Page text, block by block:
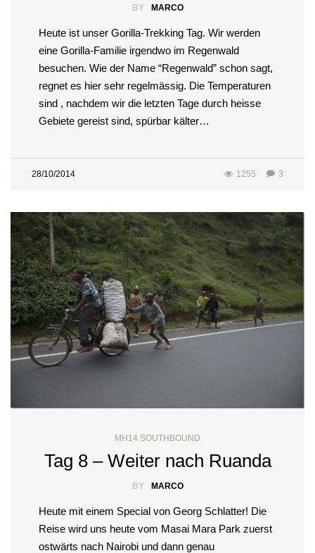
BY MARCO
Heute ist unser Gorilla-Trekking Tag. Wir werden
eine Gorilla-Familie irgendwo im Regenwald
besuchen. Wie der Name “Regenwald” schon sagt,
regnet es hier sehr regelmässig. Die Temperaturen
sind , nachdem wir die letzten Tage durch heisse
Gebiete gereist sind, spürbar kälter…
28/10/2014 3
1255
MH14 SOUTHBOUND
Tag 8 – Weiter nach Ruanda
BY MARCO
Heute mit einem Special von Georg Schlatter! Die
Reise wird uns heute vom Masai Mara Park zuerst
ostwärts nach Nairobi und dann genau